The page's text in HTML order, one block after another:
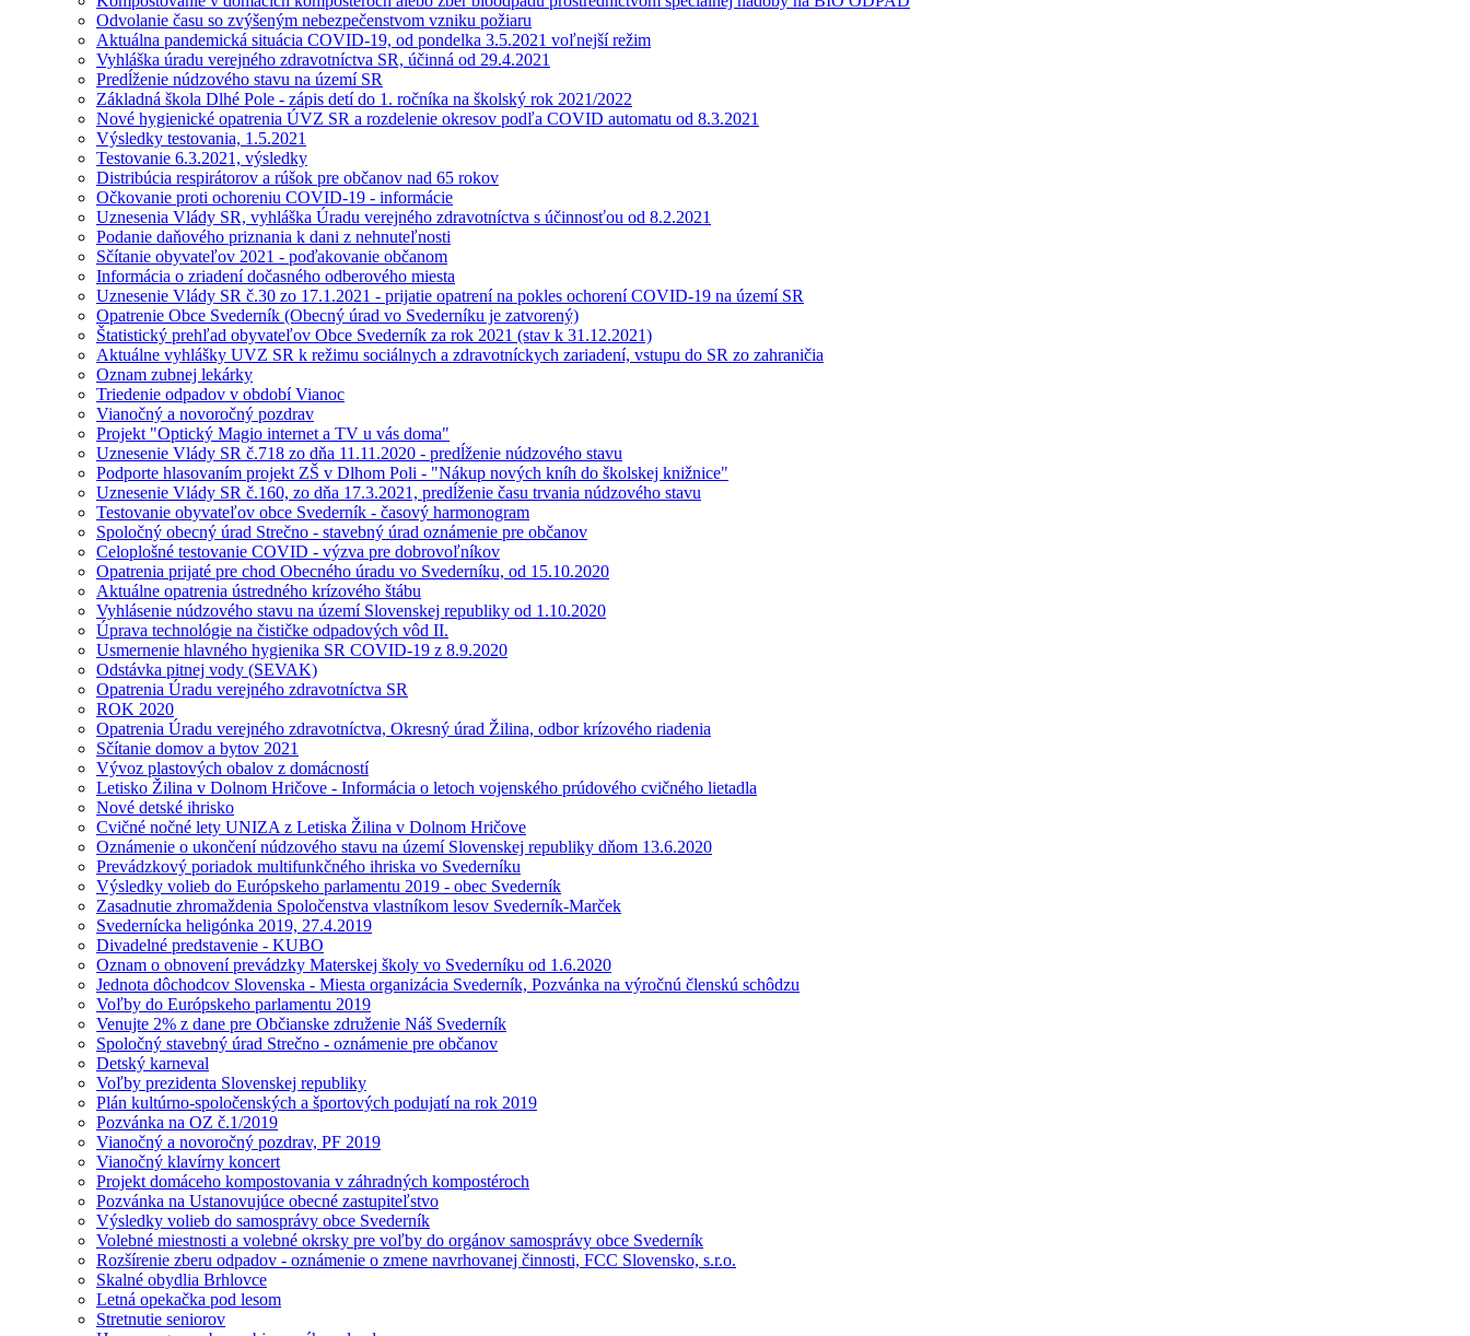
Odvolanie času so zvýšeným nebezpečenstvom vzniku požiaru
Aktuálna pandemická situácia COVID-19, od pondelka 3.5.2021 voľnejší režim
Vyhláška úradu verejného zdravotníctva SR, účinná od 29.4.2021
Predĺženie núdzového stavu na území SR
Základná škola Dlhé Pole - zápis detí do 1. ročníka na školský rok 2021/2022
Nové hygienické opatrenia ÚVZ SR a rozdelenie okresov podľa COVID automatu od 8.3.2021
Výsledky testovania, 1.5.2021
Testovanie 6.3.2021, výsledky
Distribúcia respirátorov a rúšok pre občanov nad 65 rokov
Očkovanie proti ochoreniu COVID-19 - informácie
Uznesenia Vlády SR, vyhláška Úradu verejného zdravotníctva s účinnosťou od 8.2.2021
Podanie daňového priznania k dani z nehnuteľnosti
Sčítanie obyvateľov 2021 - poďakovanie občanom
Informácia o zriadení dočasného odberového miesta
Uznesenie Vlády SR č.30 zo 17.1.2021 - prijatie opatrení na pokles ochorení COVID-19 na území SR
Opatrenie Obce Svederník (Obecný úrad vo Svederníku je zatvorený)
Štatistický prehľad obyvateľov Obce Svederník za rok 2021 (stav k 31.12.2021)
Aktuálne vyhlášky UVZ SR k režimu sociálnych a zdravotníckych zariadení, vstupu do SR zo zahraničia
Oznam zubnej lekárky
Triedenie odpadov v období Vianoc
Vianočný a novoročný pozdrav
Projekt "Optický Magio internet a TV u vás doma"
Uznesenie Vlády SR č.718 zo dňa 11.11.2020 - predĺženie núdzového stavu
Podporte hlasovaním projekt ZŠ v Dlhom Poli - "Nákup nových kníh do školskej knižnice"
Uznesenie Vlády SR č.160, zo dňa 17.3.2021, predĺženie času trvania núdzového stavu
Testovanie obyvateľov obce Svederník - časový harmonogram
Spoločný obecný úrad Strečno - stavebný úrad oznámenie pre občanov
Celoplošné testovanie COVID - výzva pre dobrovoľníkov
Opatrenia prijaté pre chod Obecného úradu vo Svederníku, od 15.10.2020
Aktuálne opatrenia ústredného krízového štábu
Vyhlásenie núdzového stavu na území Slovenskej republiky od 1.10.2020
Úprava technológie na čističke odpadových vôd II.
Usmernenie hlavného hygienika SR COVID-19 z 8.9.2020
Odstávka pitnej vody (SEVAK)
Opatrenia Úradu verejného zdravotníctva SR
ROK 2020
Opatrenia Úradu verejného zdravotníctva, Okresný úrad Žilina, odbor krízového riadenia
Sčítanie domov a bytov 2021
Vývoz plastových obalov z domácností
Letisko Žilina v Dolnom Hričove - Informácia o letoch vojenského prúdového cvičného lietadla
Nové detské ihrisko
Cvičné nočné lety UNIZA z Letiska Žilina v Dolnom Hričove
Oznámenie o ukončení núdzového stavu na území Slovenskej republiky dňom 13.6.2020
Prevádzkový poriadok multifunkčného ihriska vo Svederníku
Výsledky volieb do Európskeho parlamentu 2019 - obec Svederník
Zasadnutie zhromaždenia Spoločenstva vlastníkom lesov Svederník-Marček
Svedernícka heligónka 2019, 27.4.2019
Divadelné predstavenie - KUBO
Oznam o obnovení prevádzky Materskej školy vo Svederníku od 1.6.2020
Jednota dôchodcov Slovenska - Miesta organizácia Svederník, Pozvánka na výročnú členskú schôdzu
Voľby do Európskeho parlamentu 2019
Venujte 2% z dane pre Občianske združenie Náš Svederník
Spoločný stavebný úrad Strečno - oznámenie pre občanov
Detský karneval
Voľby prezidenta Slovenskej republiky
Plán kultúrno-spoločenských a športových podujatí na rok 2019
Pozvánka na OZ č.1/2019
Vianočný a novoročný pozdrav, PF 2019
Vianočný klavírny koncert
Projekt domáceho kompostovania v záhradných kompostéroch
Pozvánka na Ustanovujúce obecné zastupiteľstvo
Výsledky volieb do samosprávy obce Svederník
Volebné miestnosti a volebné okrsky pre voľby do orgánov samosprávy obce Svederník
Rozšírenie zberu odpadov - oznámenie o zmene navrhovanej činnosti, FCC Slovensko, s.r.o.
Skalné obydlia Brhlovce
Letná opekačka pod lesom
Stretnutie seniorov